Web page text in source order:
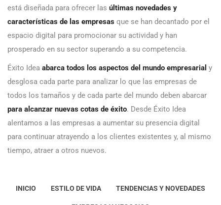
está diseñada para ofrecer las últimas novedades y
características de las empresas que se han decantado por el
espacio digital para promocionar su actividad y han
prosperado en su sector superando a su competencia.
Éxito Idea abarca todos los aspectos del mundo empresarial y
desglosa cada parte para analizar lo que las empresas de
todos los tamaños y de cada parte del mundo deben abarcar
para alcanzar nuevas cotas de éxito. Desde Éxito Idea
alentamos a las empresas a aumentar su presencia digital
para continuar atrayendo a los clientes existentes y, al mismo
tiempo, atraer a otros nuevos.
INICIO ESTILO DE VIDA TENDENCIAS Y NOVEDADES